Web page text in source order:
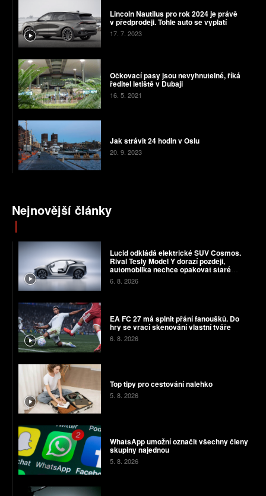
Lincoln Nautilus pro rok 2024 je právě
v předprodeji. Tohle auto se vyplatí
17. 7. 2023
Očkovací pasy jsou nevyhnutelné, říká
ředitel letiště v Dubaji
16. 5. 2021
Jak strávit 24 hodin v Oslu
20. 9. 2023
Nejnovější články
Lucid odkládá elektrické SUV Cosmos.
Rival Tesly Model Y dorazí později,
automobilka nechce opakovat staré
chyby
6. 8. 2026
EA FC 27 má splnit přání fanoušků. Do
hry se vrací skenování vlastní tváře
6. 8. 2026
Top tipy pro cestování nalehko
5. 8. 2026
WhatsApp umožní označit všechny členy
skupiny najednou
5. 8. 2026